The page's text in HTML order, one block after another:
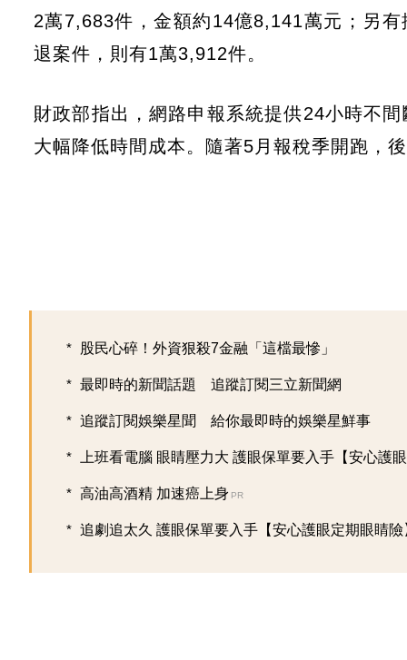
2萬7,683件，金額約14億8,141萬元；另
退案件，則有1萬3,912件。
財政部指出，網路申報系統提供24小時不
大幅降低時間成本。隨著5月報稅季開跑，
股民心碎！外資狠殺7金融「這檔最慘」
最即時的新聞話題 追蹤訂閱三立新聞網
追蹤訂閱娛樂星聞 給你最即時的娛樂星鮮事
上班看電腦 眼睛壓力大 護眼保單要入手【安心護
高油高酒精 加速癌上身 PR
追劇追太久 護眼保單要入手【安心護眼定期眼睛險